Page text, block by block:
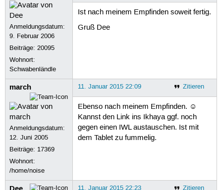
Anmeldungsdatum:
9. Februar 2006
Beiträge:20095
Wohnort:
Schwabenländle
Ist nach meinem Empfinden soweit fertig.
Gruß Dee
march
Anmeldungsdatum:
12. Juni 2005
Beiträge: 17369
Wohnort:
/home/noise
Zitieren
11. Januar 2015 22:09
Ebenso nach meinem Empfinden. ☺
Kannst den Link ins Ikhaya ggf. noch
gegen einen IWL austauschen. Ist mit
dem Tablet zu fummelig.
Zitieren
11. Januar 2015 22:23